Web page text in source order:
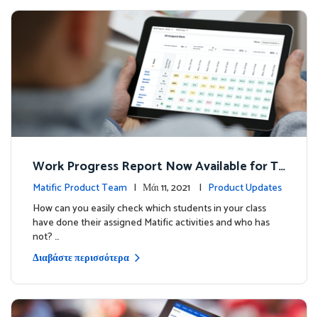
Work Progress Report Now Available for Te
achers
Matific Product Team | Μάι 11, 2021 | Product Updates
How can you easily check which students in your class
have done their assigned Matific activities and who has
not? …
Διαβάστε περισσότερα